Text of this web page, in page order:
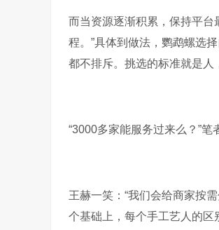
而当资源逐渐积累，保持平台
程。”具体到做法，鹦鹉螺选
都不排斥。挑选的标准就是人
“3000多家能服务过来么？”笔
王赫一笑：“我们会给商家按
个基础上，每个手工艺人的